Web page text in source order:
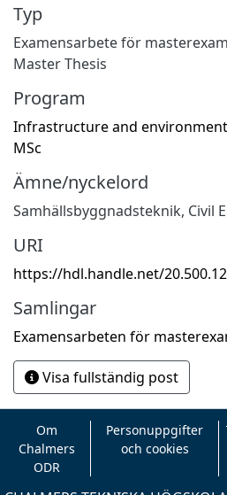
Typ
Examensarbete för
Master Thesis
Program
Infrastructure and
MSc
Ämne/nyckelord
Samhällsbyggnadsteknik, Civil
URI
https://hdl.handle.net/
Samlingar
Examensarbeten för
Visa fullständig post
Om
Chalmers
ODR
Personuppgifter
och cookies